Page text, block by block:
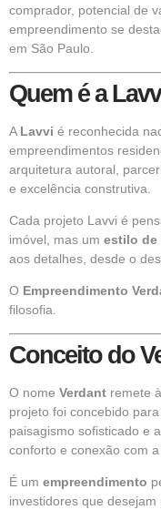
comprador, potencial de
empreendimento se
em São Paulo.
Quem é a
A Lavvi é reconhecida
empreendimentos
arquitetura autoral,
e excelência construtiva.
Cada projeto Lavvi é
imóvel, mas um estilo de
aos detalhes, desde o
O Empreendimento
filosofia.
Conceito do
O nome Verdant remete
projeto foi concebido
paisagismo sofisticado e
conforto e conexão com a
É um empreendimento
investidores que desejam